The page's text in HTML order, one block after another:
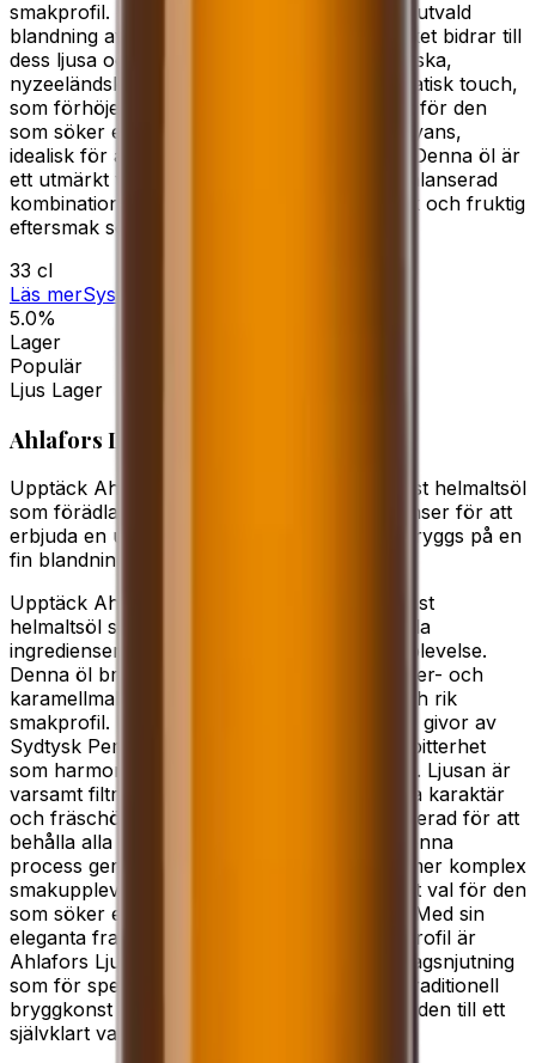
smakprofil. Den är skapad med en noggrant utvald
blandning av Pale Ale- och karamellmalt, vilket bidrar till
dess ljusa och fylliga karaktär. Den amerikanska,
nyzeeländska humlen ger en frisk och aromatisk touch,
som förhöjer hela smakupplevelsen. Perfekt för den
som söker en lättdrucken öl med djup och nyans,
idealisk för avkoppling eller sociala tillfällen. Denna öl är
ett utmärkt val för den som uppskattar en balanserad
kombination av malt och humle, med en frisk och fruktig
eftersmak som lämnar ett varaktigt intryck.
33 cl
Läs merSystembolaget
5.0%
Lager
Populär
Ljus Lager
Ahlafors Ljusa
Upptäck Ahlafors Ljusa, en exklusiv underjäst helmaltsöl
som förädlas med noggrant utvalda ingredienser för att
erbjuda en unik smakupplevelse. Denna öl bryggs på en
fin blandning av pilsner-…
Upptäck Ahlafors Ljusa , en exklusiv underjäst
helmaltsöl som förädlas med noggrant utvalda
ingredienser för att erbjuda en unik smakupplevelse.
Denna öl bryggs på en fin blandning av pilsner- och
karamellmalt, vilket skapar en balanserad och rik
smakprofil. Den eleganta humlingen, med tre givor av
Sydtysk Perle, tillför subtil arom och en lätt bitterhet
som harmoniskt kompletterar maltens sötma. Ljusan är
varsamt filtrerad för att bevara dess naturliga karaktär
och fräschör, samtidigt som den är opastöriserad för att
behålla alla naturliga smaker och aromer. Denna
process ger ölen en fylligare kropp och en mer komplex
smakupplevelse, vilket gör den till ett utmärkt val för den
som söker en högkvalitativ och autentisk öl. Med sin
eleganta framtoning och balanserade smakprofil är
Ahlafors Ljusa ett utmärkt val för såväl vardagsnjutning
som för speciella tillfällen. Den kombinerar traditionell
bryggkonst med moderna smaker, vilket gör den till ett
självklart val för den kräsne ölälskaren.